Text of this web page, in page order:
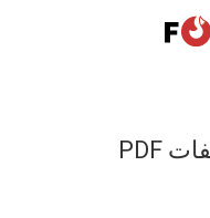
إزالة كلمة المرور من ملفات PDF